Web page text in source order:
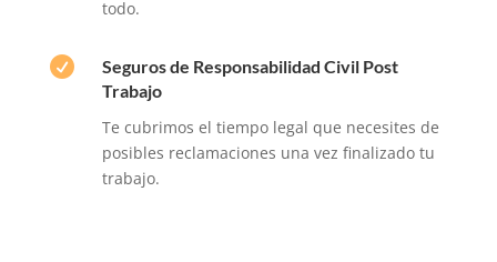
todo.

Seguros de Responsabilidad Civil Post
Trabajo
Te cubrimos el tiempo legal que necesites de
posibles reclamaciones una vez finalizado tu
trabajo.